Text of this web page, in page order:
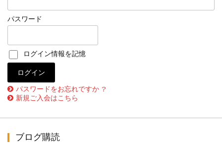
パスワード
ログイン情報を記憶
パスワードをお忘れですか ?
新規ご入会はこちら
ブログ購読